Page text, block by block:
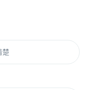
楚